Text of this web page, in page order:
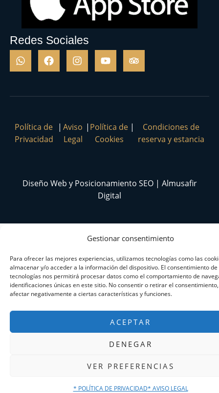
Gestionar consentimiento
Para ofrecer las mejores experiencias, utilizamos tecnologías como las
almacenar y/o acceder a la información del dispositivo. El consentimiento de
tecnologías nos permitirá procesar datos como el comportamiento de
identificaciones únicas en este sitio. No consentir o retirar el
afectar negativamente a ciertas características y funciones.
ACEPTAR
DENEGAR
VER PREFERENCIAS
* POLÍTICA DE PRIVACIDAD* AVISO LEGAL
Redes Sociales
Política de
Privacidad
| Aviso
Legal
| Política de
Cookies
|
Condiciones de
reserva y estancia
Diseño Web y Posicionamiento SEO | Almusafir
Digital